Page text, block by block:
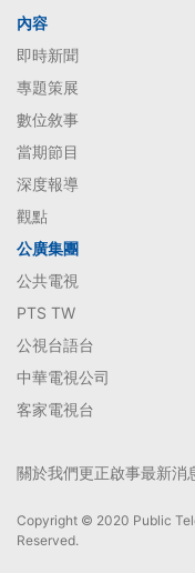
內容
即時新聞
專題策展
數位敘事
當期節目
深度報導
觀點
公廣集團
公共電視
PTS TW
公視台語台
中華電視公司
客家電視台
關於我們更正啟事最新消
Copyright © 2020 Public
Reserved.